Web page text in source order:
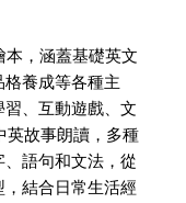
本，涵蓋基礎英文
養成等各種主
、互動遊戲、文
英故事朗讀，多種
語句和文法，從
結合日常生活經